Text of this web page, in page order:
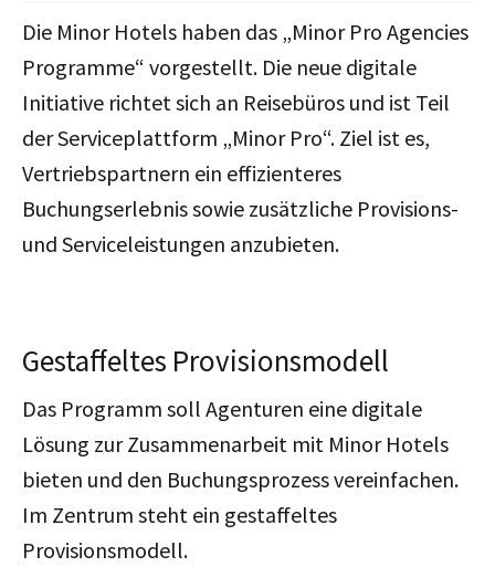
Die Minor Hotels haben das „Minor Pro Agencies
Programme“ vorgestellt. Die neue digitale
Initiative richtet sich an Reisebüros und ist Teil
der Serviceplattform „Minor Pro“. Ziel ist es,
Vertriebspartnern ein effizienteres
Buchungserlebnis sowie zusätzliche Provisions-
und Serviceleistungen anzubieten.
Gestaffeltes Provisionsmodell
Das Programm soll Agenturen eine digitale
Lösung zur Zusammenarbeit mit Minor Hotels
bieten und den Buchungsprozess vereinfachen.
Im Zentrum steht ein gestaffeltes
Provisionsmodell.